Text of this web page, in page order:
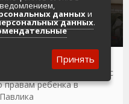
и надежным
в особой
Думы поздравил с
ребенка в
данныхи
данных.
Принять